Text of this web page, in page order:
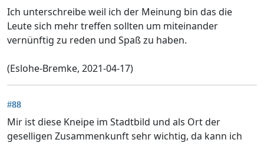
Ich unterschreibe weil ich der Meinung bin das die
Leute sich mehr treffen sollten um miteinander
vernünftig zu reden und Spaß zu haben.
(Eslohe-Bremke, 2021-04-17)
#88
Mir ist diese Kneipe im Stadtbild und als Ort der
geselligen Zusammenkunft sehr wichtig, da kann ich